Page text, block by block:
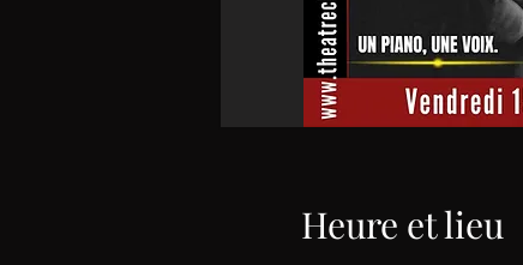
Heure et lieu